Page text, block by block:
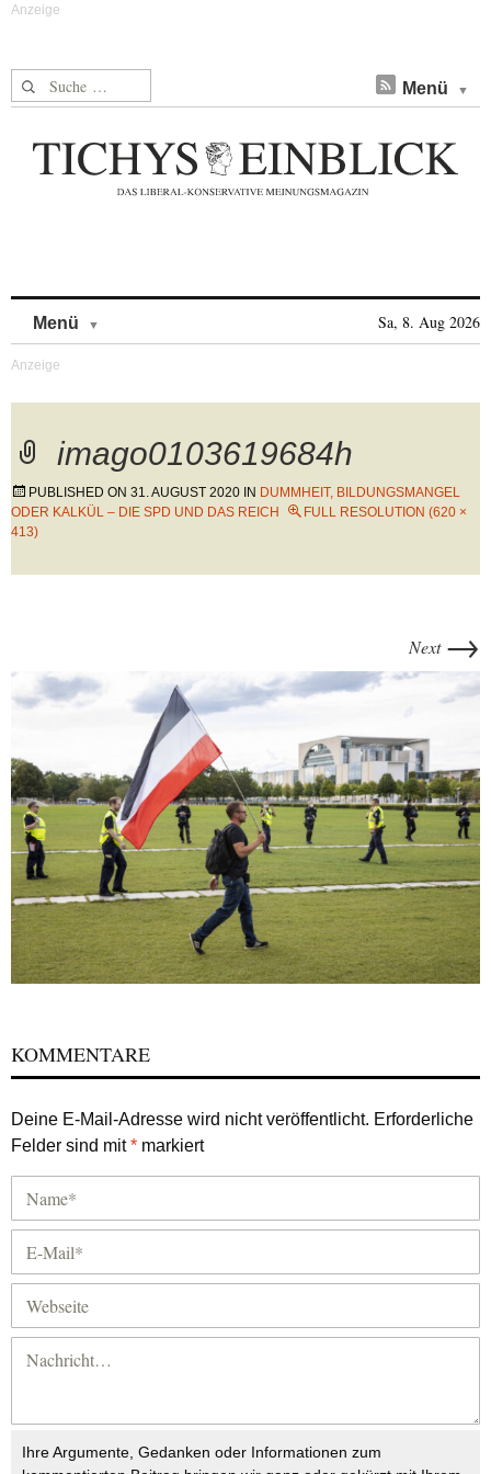
Suche nach: Menü
Menü Sa, 8. Aug 2026
imago0103619684h
PUBLISHED ON 31. AUGUST 2020 IN DUMMHEIT, BILDUNGSMANGEL
ODER KALKÜL – DIE SPD UND DAS REICH
FULL RESOLUTION (620 ×
413)
Next →
KOMMENTARE
Deine E-Mail-Adresse wird nicht veröffentlicht. Erforderliche
Felder sind mit* markiert
Ihre Argumente, Gedanken oder Informationen zum